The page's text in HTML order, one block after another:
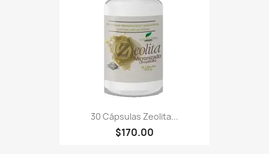
30 Cápsulas Zeolita...
$170.00